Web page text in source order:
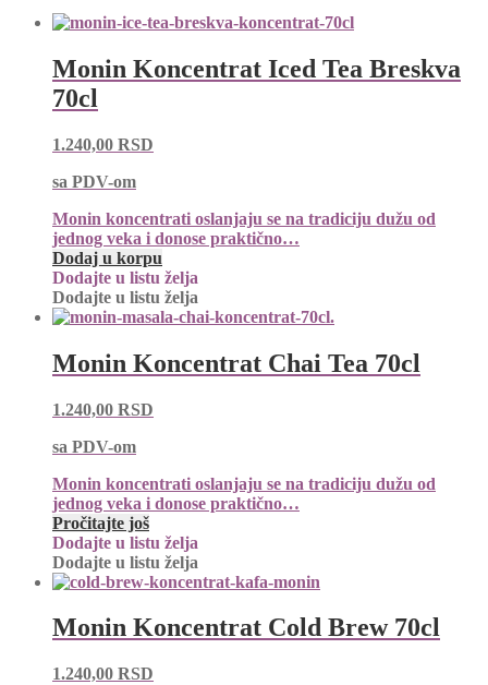
Monin Koncentrat Iced Tea Breskva
70cl
1.240,00 RSD
sa PDV-om
Monin koncentrati oslanjaju se na tradiciju dužu od
jednog veka i donose praktično…
Dodaj u korpu
Dodajte u listu želja
Dodajte u listu želja
Monin Koncentrat Chai Tea 70cl
1.240,00 RSD
sa PDV-om
Monin koncentrati oslanjaju se na tradiciju dužu od
jednog veka i donose praktično…
Pročitajte još
Dodajte u listu želja
Dodajte u listu želja
Monin Koncentrat Cold Brew 70cl
1.240,00 RSD